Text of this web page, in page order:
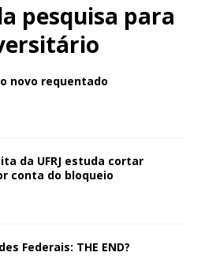
pesquisa para
novo requentado
da UFRJ estuda cortar
conta do bloqueio
Federais: THE END?